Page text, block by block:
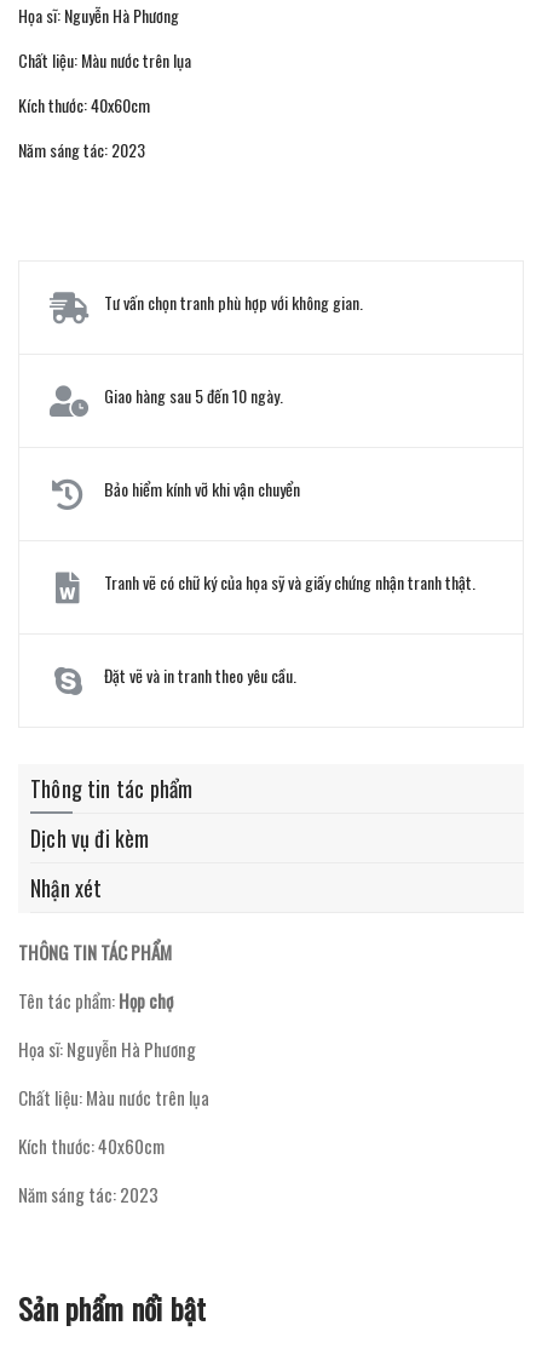
Họa sĩ: Nguyễn Hà Phương
Chất liệu: Màu nước trên lụa
Kích thước: 40x60cm
Năm sáng tác: 2023
Tư vấn chọn tranh phù hợp với không gian.
Giao hàng sau 5 đến 10 ngày.
Bảo hiểm kính vỡ khi vận chuyển
Tranh vẽ có chữ ký của họa sỹ và giấy chứng nhận tranh thật.
Đặt vẽ và in tranh theo yêu cầu.
Thông tin tác phẩm
Dịch vụ đi kèm
Nhận xét
THÔNG TIN TÁC PHẨM
Tên tác phẩm:Họp chợ
Họa sĩ: Nguyễn Hà Phương
Chất liệu: Màu nước trên lụa
Kích thước: 40x60cm
Năm sáng tác: 2023
Sản phẩm nổi bật